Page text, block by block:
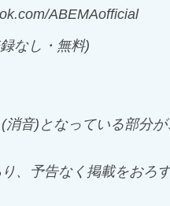
ABEMAofficial
なし・無料)
音)となっている部分
、予告なく掲載をおろ